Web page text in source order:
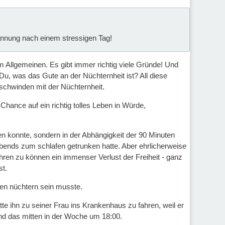
nach einem stressigen Tag!
Allgemeinen. Es gibt immer richtig viele Gründe! Und
was das Gute an der Nüchternheit ist? All diese
mit der Nüchternheit.
auf ein richtig tolles Leben in Würde,
konnte, sondern in der Abhängigkeit der 90 Minuten
zum schlafen getrunken hatte. Aber ehrlicherweise
zu können ein immenser Verlust der Freiheit - ganz
nüchtern sein musste.
ihn zu seiner Frau ins Krankenhaus zu fahren, weil er
das mitten in der Woche um 18:00.